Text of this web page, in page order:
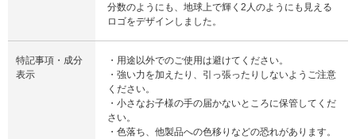
分数のようにも、地球上で輝く2人のようにも見える
ロゴをデザインしました。
特記事項・成分
表示
・用途以外でのご使用は避けてください。
・強い力を加えたり、引っ張ったりしないようご注意
ください。
・小さなお子様の手の届かないところに保管してくだ
さい。
・色落ち、他製品への色移りなどの恐れがあります。